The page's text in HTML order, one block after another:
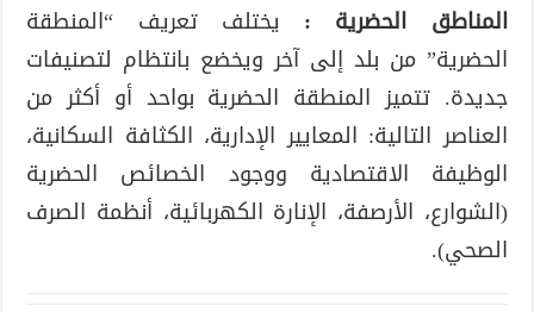
المناطق الحضرية : يختلف تعريف “المنطقة
الحضرية” من بلد إلى آخر ويخضع بانتظام لتصنيفات
جديدة. تتميز المنطقة الحضرية بواحد أو أكثر من
العناصر التالية: المعايير الإدارية، الكثافة السكانية،
الوظيفة الاقتصادية ووجود الخصائص الحضرية
(الشوارع، الأرصفة، الإنارة الكهربائية، أنظمة الصرف
الصحي).